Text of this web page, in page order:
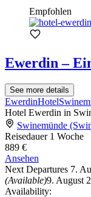
Empfohlen
Ewerdin –
See more details
EwerdinHotel
Hotel Ewerdin in
Swinemünde
Reisedauer 1 Woche
889 €
Ansehen
Next Departures 7.
(Available)9. August
Availability: